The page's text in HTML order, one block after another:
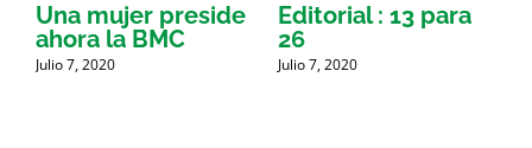
Una mujer preside
ahora la BMC
Julio 7, 2020
Editorial : 13 para
26
Julio 7, 2020